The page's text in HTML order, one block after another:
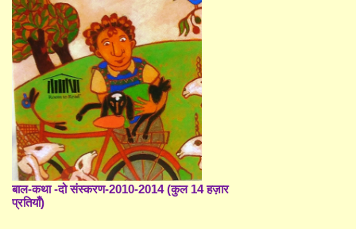
बाल-कथा -दो संस्करण-2010-2014 (कुल 14 हज़ार
प्रतियाँ)